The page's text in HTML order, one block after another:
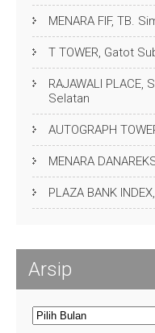
MENARA FIF, TB.
T TOWER, Gatot
RAJAWALI PLACE,
Selatan
AUTOGRAPH
MENARA
PLAZA BANK
Arsip
Arsip